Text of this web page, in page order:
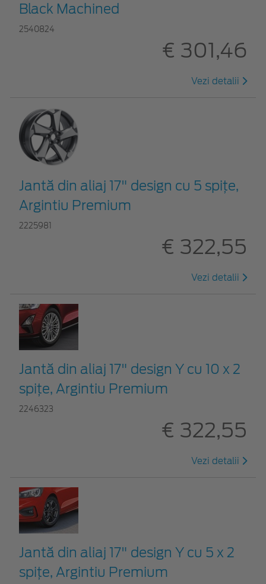
Black Machined
2540824
€ 301,46
Vezi detalii
Jantă din aliaj 17" design cu 5 spițe,
Argintiu Premium
2225981
€ 322,55
Vezi detalii
Jantă din aliaj 17" design Y cu 10 x 2
spițe, Argintiu Premium
2246323
€ 322,55
Vezi detalii
Jantă din aliaj 17" design Y cu 5 x 2
spițe, Argintiu Premium